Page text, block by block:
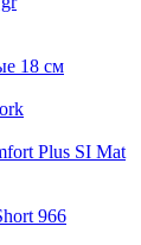
18 см
Plus SI Mat
966